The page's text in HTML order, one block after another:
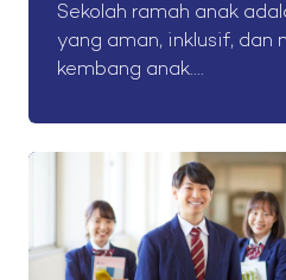
Sekolah ramah anak
yang aman, inklusif, dan
kembang anak....